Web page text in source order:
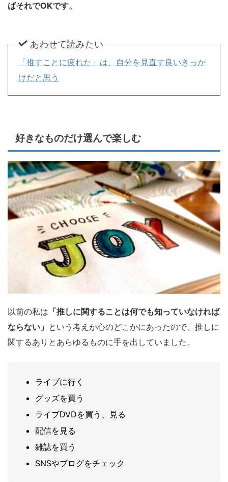
ばそれでOKです。
あわせて読みたい
「推すことに疲れた」は、自分を見直す良いきっか
けだと思う
好きなものだけ選んで楽しむ
以前の私は 「推しに関することは何でも知っていなければ
ならない」 という考えが心のどこかにあったので、推しに
関するありとあらゆるものに手を出していました。
ライブに行く
グッズを買う
ライブDVDを買う、見る
配信を見る
雑誌を買う
SNSやブログをチェック